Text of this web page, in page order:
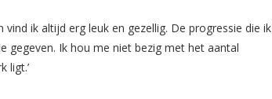
ik altijd erg leuk en gezellig. De progressie die ik
gegeven. Ik hou me niet bezig met het aantal
ligt.’